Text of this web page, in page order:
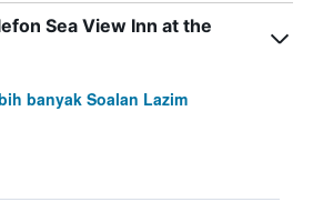
Sea View Inn at the
banyak Soalan Lazim